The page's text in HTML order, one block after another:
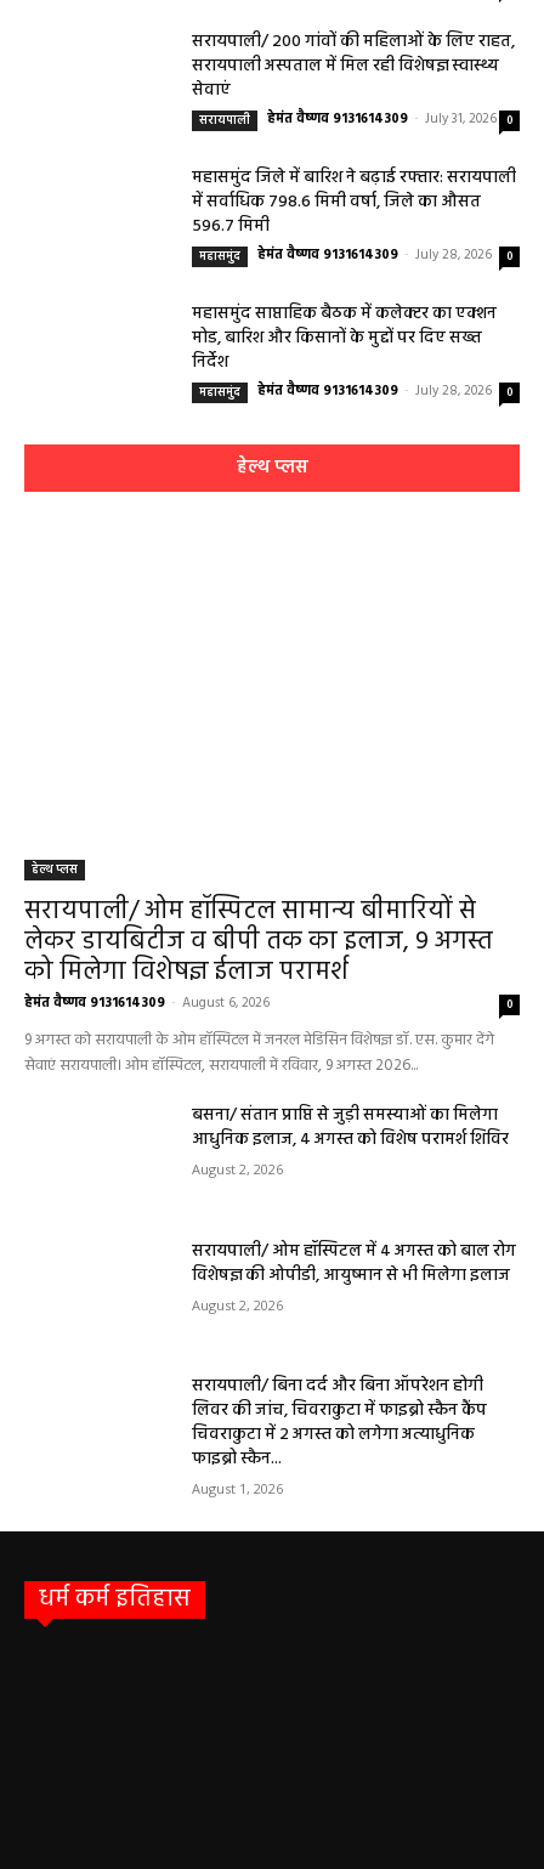
सरायपाली/ 200 गांवों की महिलाओं के लिए राहत,
सरायपाली अस्पताल में मिल रही विशेषज्ञ स्वास्थ्य
सेवाएं
सरायपाली हेमंत वैष्णव 9131614309 - July 31, 2026 0
महासमुंद जिले में बारिश ने बढ़ाई रफ्तार: सरायपाली
में सर्वाधिक 798.6 मिमी वर्षा, जिले का औसत
596.7 मिमी
महासमुंद हेमंत वैष्णव 9131614309 - July 28, 2026 0
महासमुंद साप्ताहिक बैठक में कलेक्टर का एक्शन
मोड, बारिश और किसानों के मुद्दों पर दिए सख्त
निर्देश
महासमुंद हेमंत वैष्णव 9131614309 - July 28, 2026 0
हेल्थ प्लस
हेल्थ प्लस
सरायपाली/ ओम हॉस्पिटल सामान्य बीमारियों से
लेकर डायबिटीज व बीपी तक का इलाज, 9 अगस्त
को मिलेगा विशेषज्ञ ईलाज परामर्श
हेमंत वैष्णव 9131614309 - August 6, 2026 0
9 अगस्त को सरायपाली के ओम हॉस्पिटल में जनरल मेडिसिन विशेषज्ञ डॉ. एस. कुमार देंगे
सेवाएं सरायपाली। ओम हॉस्पिटल, सरायपाली में रविवार, 9 अगस्त 2026...
बसना/ संतान प्राप्ति से जुड़ी समस्याओं का मिलेगा
आधुनिक इलाज, 4 अगस्त को विशेष परामर्श शिविर
August 2, 2026
सरायपाली/ ओम हॉस्पिटल में 4 अगस्त को बाल रोग
विशेषज्ञ की ओपीडी, आयुष्मान से भी मिलेगा इलाज
August 2, 2026
सरायपाली/ बिना दर्द और बिना ऑपरेशन होगी
लिवर की जांच, चिवराकुटा में फाइब्रो स्कैन कैंप
चिवराकुटा में 2 अगस्त को लगेगा अत्याधुनिक
फाइब्रो स्कैन...
August 1, 2026
धर्म कर्म इतिहास